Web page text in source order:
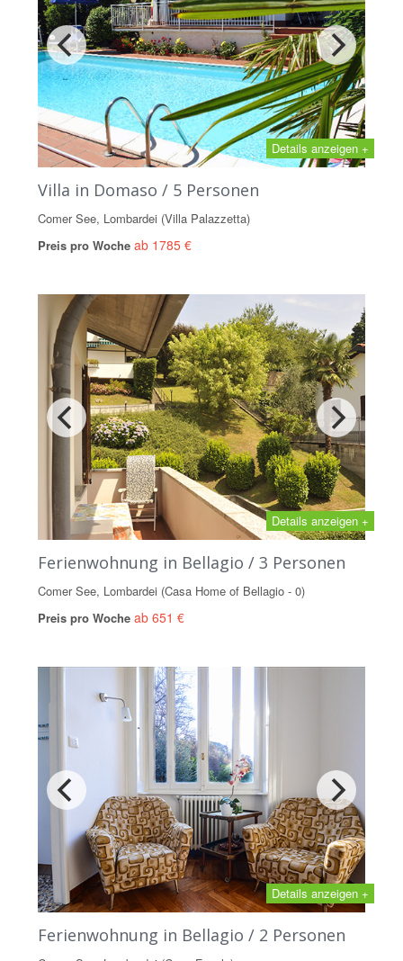
Details anzeigen +
Villa in Domaso / 5 Personen
Comer See, Lombardei (Villa Palazzetta)
Preis pro Woche ab 1785 €
Details anzeigen +
Ferienwohnung in Bellagio / 3 Personen
Comer See, Lombardei (Casa Home of Bellagio - 0)
Preis pro Woche ab 651 €
Details anzeigen +
Ferienwohnung in Bellagio / 2 Personen